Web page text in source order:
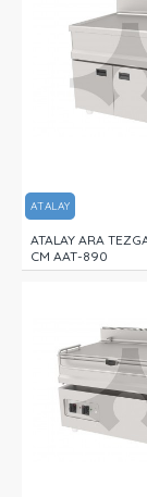
ATALAY
ATALAY ARA
CM AAT-890